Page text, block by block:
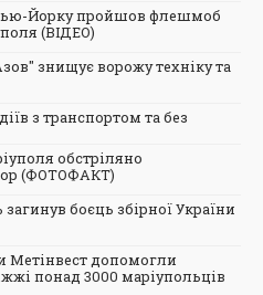
Нью-Йорку пройшов флешмоб
(ВІДЕО)
знищує ворожу техніку та
з транспортом та без
обстріляно
(ФОТОФАКТ)
боєць збірної України
Метінвест допомогли
понад 3000 маріупольців